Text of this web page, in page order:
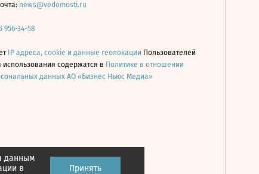
данным
в
Принять
news@vedomosti.ru
956-34-58
IP адреса, cookie и данные геолокации Пользователей
использования содержатся в Политике в отношении
данных АО «Бизнес Ньюс Медиа»